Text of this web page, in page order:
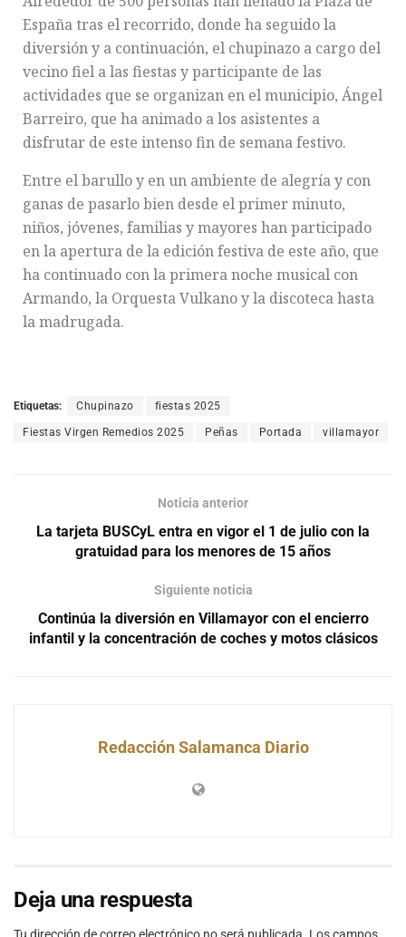
España tras el recorrido, donde ha seguido la
diversión y a continuación, el chupinazo a cargo del
vecino fiel a las fiestas y participante de las
actividades que se organizan en el municipio, Ángel
Barreiro, que ha animado a los asistentes a
disfrutar de este intenso fin de semana festivo.
Entre el barullo y en un ambiente de alegría y con
ganas de pasarlo bien desde el primer minuto,
niños, jóvenes, familias y mayores han participado
en la apertura de la edición festiva de este año, que
ha continuado con la primera noche musical con
Armando, la Orquesta Vulkano y la discoteca hasta
la madrugada.
Etiquetas: Chupinazo fiestas 2025
Fiestas Virgen Remedios 2025 Peñas Portada villamayor
Noticia anterior
La tarjeta BUSCyL entra en vigor el 1 de julio con la
gratuidad para los menores de 15 años
Siguiente noticia
Continúa la diversión en Villamayor con el encierro
infantil y la concentración de coches y motos clásicos
Redacción Salamanca Diario
Deja una respuesta
Tu dirección de correo electrónico no será publicada. Los campos